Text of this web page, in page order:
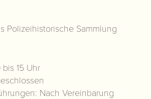
Polizeihistorische Sammlung
15 Uhr
Nach Vereinbarung